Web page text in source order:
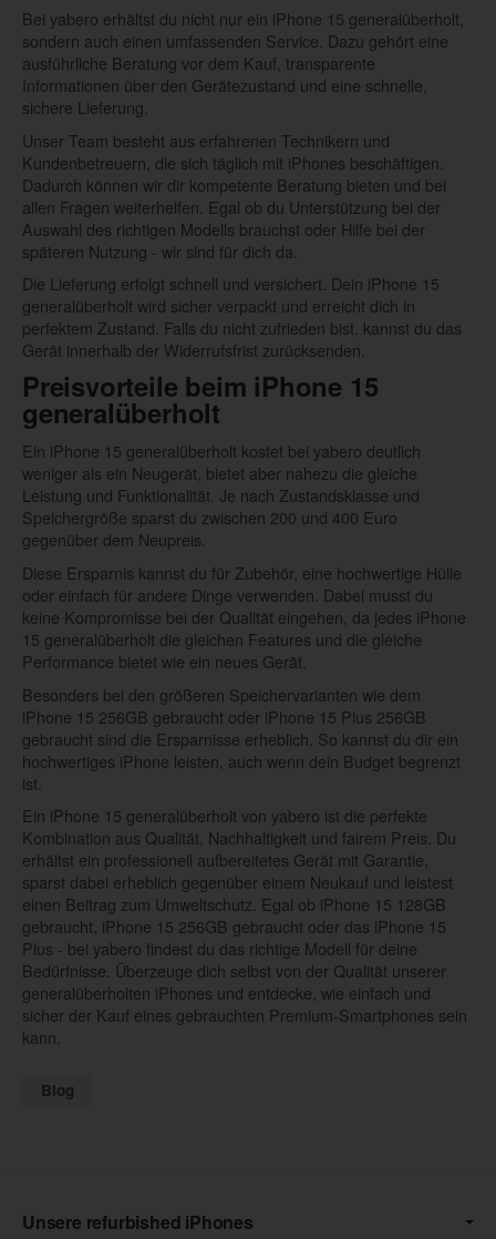
Bei yabero erhältst du nicht nur ein iPhone 15 generalüberholt,
sondern auch einen umfassenden Service. Dazu gehört eine
ausführliche Beratung vor dem Kauf, transparente
Informationen über den Gerätezustand und eine schnelle,
sichere Lieferung.
Unser Team besteht aus erfahrenen Technikern und
Kundenbetreuern, die sich täglich mit iPhones beschäftigen.
Dadurch können wir dir kompetente Beratung bieten und bei
allen Fragen weiterhelfen. Egal ob du Unterstützung bei der
Auswahl des richtigen Modells brauchst oder Hilfe bei der
späteren Nutzung - wir sind für dich da.
Die Lieferung erfolgt schnell und versichert. Dein iPhone 15
generalüberholt wird sicher verpackt und erreicht dich in
perfektem Zustand. Falls du nicht zufrieden bist, kannst du das
Gerät innerhalb der Widerrufsfrist zurücksenden.
Preisvorteile beim iPhone 15
generalüberholt
Ein iPhone 15 generalüberholt kostet bei yabero deutlich
weniger als ein Neugerät, bietet aber nahezu die gleiche
Leistung und Funktionalität. Je nach Zustandsklasse und
Speichergröße sparst du zwischen 200 und 400 Euro
gegenüber dem Neupreis.
Diese Ersparnis kannst du für Zubehör, eine hochwertige Hülle
oder einfach für andere Dinge verwenden. Dabei musst du
keine Kompromisse bei der Qualität eingehen, da jedes iPhone
15 generalüberholt die gleichen Features und die gleiche
Performance bietet wie ein neues Gerät.
Besonders bei den größeren Speichervarianten wie dem
iPhone 15 256GB gebraucht oder iPhone 15 Plus 256GB
gebraucht sind die Ersparnisse erheblich. So kannst du dir ein
hochwertiges iPhone leisten, auch wenn dein Budget begrenzt
ist.
Ein iPhone 15 generalüberholt von yabero ist die perfekte
Kombination aus Qualität, Nachhaltigkeit und fairem Preis. Du
erhältst ein professionell aufbereitetes Gerät mit Garantie,
sparst dabei erheblich gegenüber einem Neukauf und leistest
einen Beitrag zum Umweltschutz. Egal ob iPhone 15 128GB
gebraucht, iPhone 15 256GB gebraucht oder das iPhone 15
Plus - bei yabero findest du das richtige Modell für deine
Bedürfnisse. Überzeuge dich selbst von der Qualität unserer
generalüberholten iPhones und entdecke, wie einfach und
sicher der Kauf eines gebrauchten Premium-Smartphones sein
kann.
Blog
Unsere refurbished iPhones